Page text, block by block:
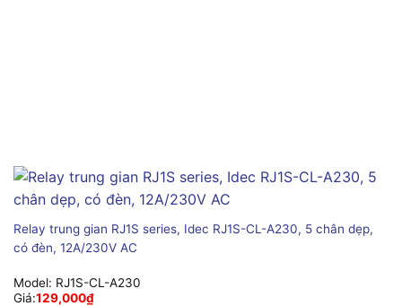
Relay trung gian RJ1S series, Idec RJ1S-CL-A230, 5 chân dẹp,
có đèn, 12A/230V AC
Model: RJ1S-CL-A230
Giá:129,000₫